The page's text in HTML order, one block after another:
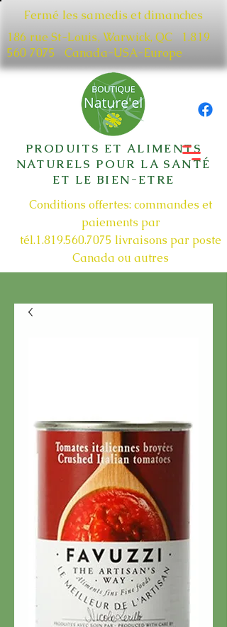
Fermé les samedis et dimanches
186 rue St-Louis, Warwick, QC​ 1.819
560 7075
Canada-USA-Europe
PRODUITS ET ALIMENTS
NATURELS POUR LA SANTÉ
ET LE BIEN-ETRE
Conditions offertes: commandes et
paiements par
tél.1.819.560.7075 livraisons par poste
Canada ou autres